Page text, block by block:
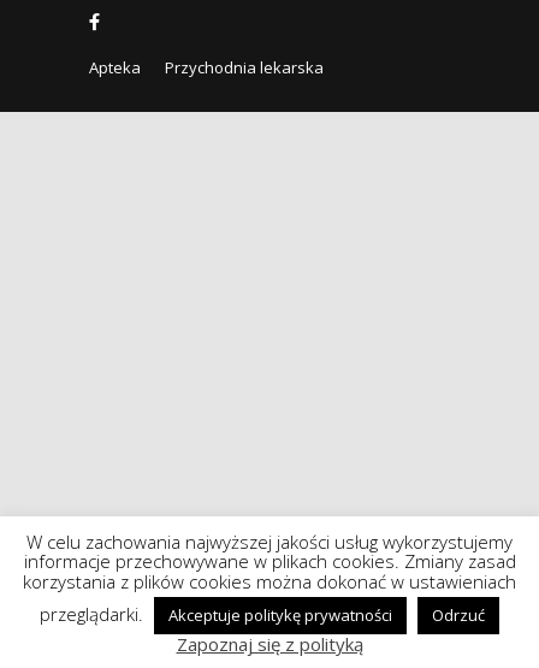
Apteka Przychodnia lekarska
W celu zachowania najwyższej jakości usług wykorzystujemy
informacje przechowywane w plikach cookies. Zmiany zasad
korzystania z plików cookies można dokonać w ustawieniach
przeglądarki.
Akceptuje politykę prywatności Odrzuć
Zapoznaj się z polityką